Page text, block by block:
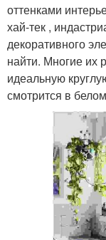
оттенками
хай-тек ,
декоративного
найти. Многие их
идеальную
смотрится в